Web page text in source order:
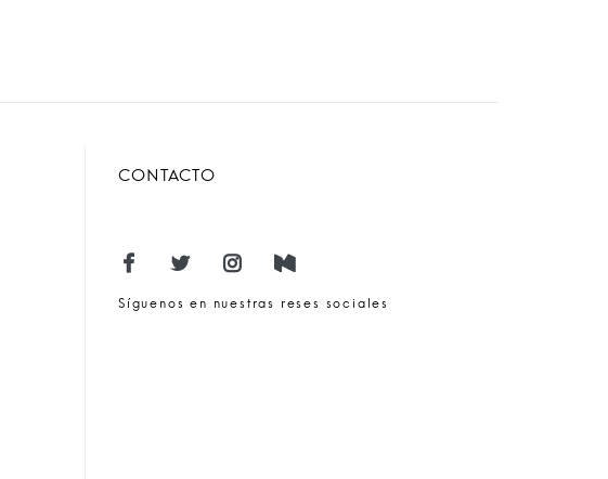
CONTACTO
Síguenos en nuestras reses sociales